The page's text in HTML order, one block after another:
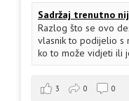
Sadržaj trenutno
Razlog što se ovo
vlasnik to podijelio s
ko to može vidjeti ili
3 0 0